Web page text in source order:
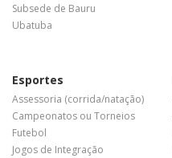
Subsede de Bauru
Ubatuba
Esportes
Assessoria (corrida/natação)
Campeonatos ou Torneios
Futebol
Jogos de Integração